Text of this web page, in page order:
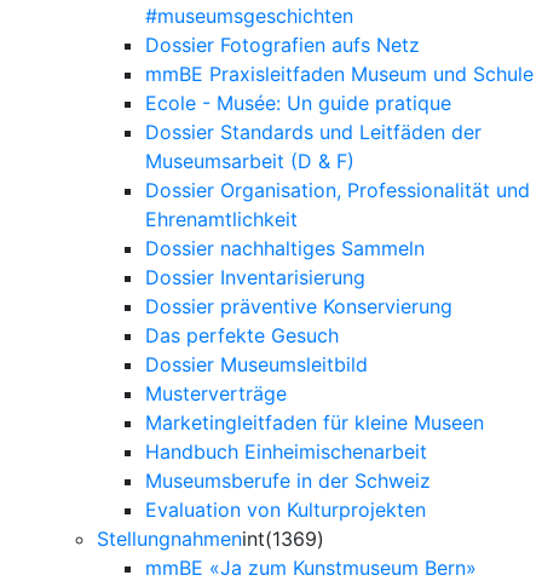
#museumsgeschichten
Dossier Fotografien aufs Netz
mmBE Praxisleitfaden Museum und Schule
Ecole - Musée: Un guide pratique
Dossier Standards und Leitfäden der
Museumsarbeit (D & F)
Dossier Organisation, Professionalität und
Ehrenamtlichkeit
Dossier nachhaltiges Sammeln
Dossier Inventarisierung
Dossier präventive Konservierung
Das perfekte Gesuch
Dossier Museumsleitbild
Musterverträge
Marketingleitfaden für kleine Museen
Handbuch Einheimischenarbeit
Museumsberufe in der Schweiz
Evaluation von Kulturprojekten
Stellungnahmenint(1369)
mmBE «Ja zum Kunstmuseum Bern»